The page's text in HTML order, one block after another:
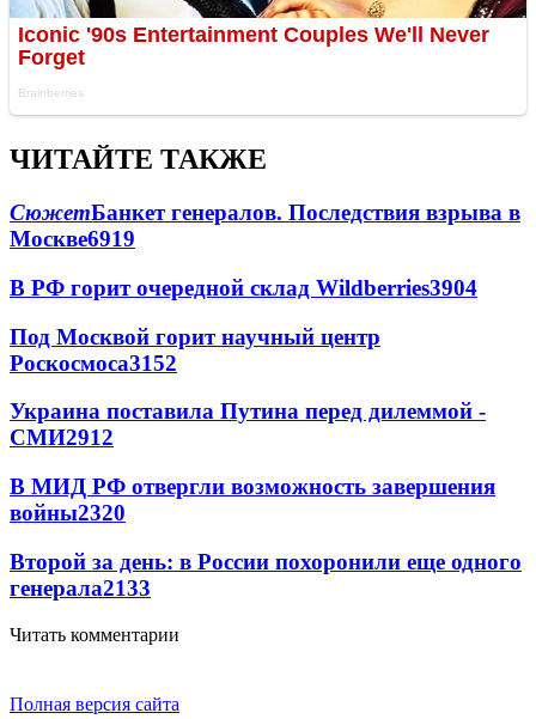
ЧИТАЙТЕ ТАКЖЕ
СюжетБанкет генералов. Последствия взрыва в
Москве6919
В РФ горит очередной склад Wildberries3904
Под Москвой горит научный центр
Роскосмоса3152
Украина поставила Путина перед дилеммой -
СМИ2912
В МИД РФ отвергли возможность завершения
войны2320
Второй за день: в России похоронили еще одного
генерала2133
Читать комментарии
Полная версия сайта